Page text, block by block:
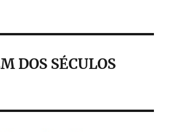
DOS SÉCULOS